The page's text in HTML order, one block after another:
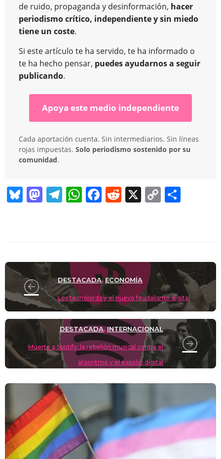
de ruido, propaganda y desinformación, hacer
periodismo crítico, independiente y sin miedo
tiene un coste.
Si este artículo te ha servido, te ha informado o
te ha hecho pensar, puedes ayudarnos a seguir
publicando.
Apoya este medio independiente
Cada aportación cuenta. Sin intermediarios. Sin líneas
rojas impuestas. Solo periodismo sostenido por su
comunidad.
Bl
y
M
d
o
n
T
a
m
W
A
p
p
F
b
o
o
k
R
t
X C
Li
n
k
ar
tir
DESTACADA,ECONOMÍA
Los tecnolords y el nuevo feudalismo digital
DESTACADA, INTERNACIONAL
Muerte a Spotify: la rebelión musical contra el
algoritmo y el expolio digital